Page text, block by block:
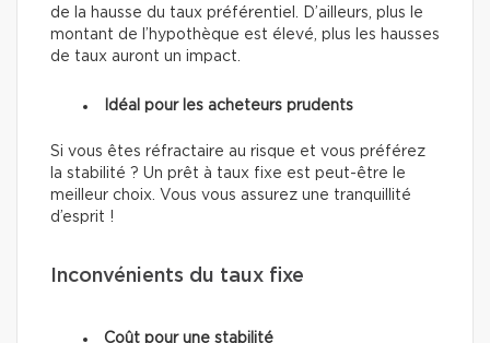
de la hausse du taux préférentiel. D’ailleurs, plus le
montant de l’hypothèque est élevé, plus les hausses
de taux auront un impact.
Idéal pour les acheteurs prudents
Si vous êtes réfractaire au risque et vous préférez
la stabilité ? Un prêt à taux fixe est peut-être le
meilleur choix. Vous vous assurez une tranquillité
d’esprit !
Inconvénients du taux fixe
Coût pour une stabilité